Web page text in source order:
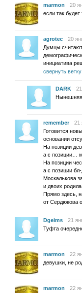
marmon
20
если так
agrotec
20
Думцы
инициатива
свернуть ветку
DARK
remember
21
Готовится
основании
На позиции
а с позиции…
На позиции
а с позиции
Москалькова
и двоих родила.
Прямо здесь,
от Сердюкова
Dgeims
21
Туфта
marmon
22
девушки, не
marmon
22